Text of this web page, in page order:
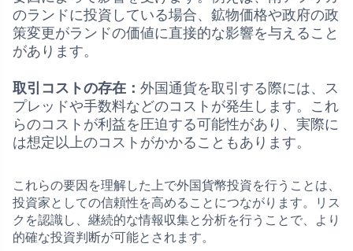
のランドに投資している場合、鉱物価格や政府の政
策変更がランドの価値に直接的な影響を与えること
があります。
取引コストの存在： 外国通貨を取引する際には、ス
プレッドや手数料などのコストが発生します。これ
らのコストが利益を圧迫する可能性があり、実際に
は想定以上のコストがかかることもあります。
これらの要因を理解した上で外国貨幣投資を行うことは、
投資家としての信頼性を高めることにつながります。リス
クを認識し、継続的な情報収集と分析を行うことで、より
的確な投資判断が可能とされます。